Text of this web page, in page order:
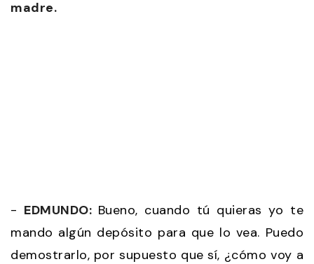
madre.
- EDMUNDO: Bueno, cuando tú quieras yo te
mando algún depósito para que lo vea. Puedo
demostrarlo, por supuesto que sí, ¿cómo voy a